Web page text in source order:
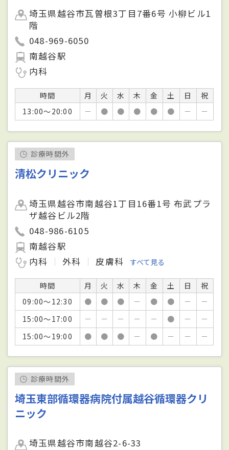
埼玉県越谷市瓦曽根3丁目7番6号 小柳ビル1
階
048-969-6050
南越谷駅
内科
時間 月 火 水 木 金 土 日
祝
13:00～20:00
－ ● ● ● ● ● － －
診療時間外
清松クリニック
埼玉県越谷市南越谷1丁目16番1号 布武プラ
ザ越谷ビル2階
048-986-6105
南越谷駅
内科
外科 皮膚科 すべて見る
時間 月 火 水 木 金 土 日
祝
09:00～12:30
● ● ● － ● ● －
－
15:00～17:00
－ － － － － ● －
－
15:00～19:00
● ● ● － ● － － －
診療時間外
埼玉東部循環器病院付属越谷循環器クリ
ニック
埼玉県越谷市南越谷2-6-33